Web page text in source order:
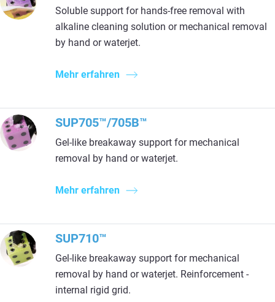
Soluble support for hands-free removal with
alkaline cleaning solution or mechanical removal
by hand or waterjet.
Mehr erfahren
SUP705™/705B™
Gel-like breakaway support for mechanical
removal by hand or waterjet.
Mehr erfahren
SUP710™
Gel-like breakaway support for mechanical
removal by hand or waterjet. Reinforcement -
internal rigid grid.